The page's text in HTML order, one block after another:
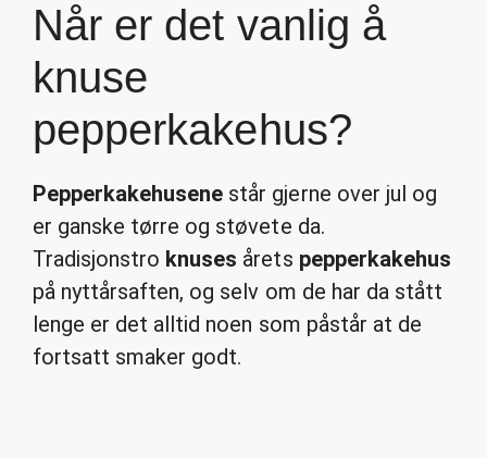
Når er det vanlig å
knuse
pepperkakehus?
Pepperkakehusene står gjerne over jul og
er ganske tørre og støvete da.
Tradisjonstro knuses årets pepperkakehus
på nyttårsaften, og selv om de har da stått
lenge er det alltid noen som påstår at de
fortsatt smaker godt.